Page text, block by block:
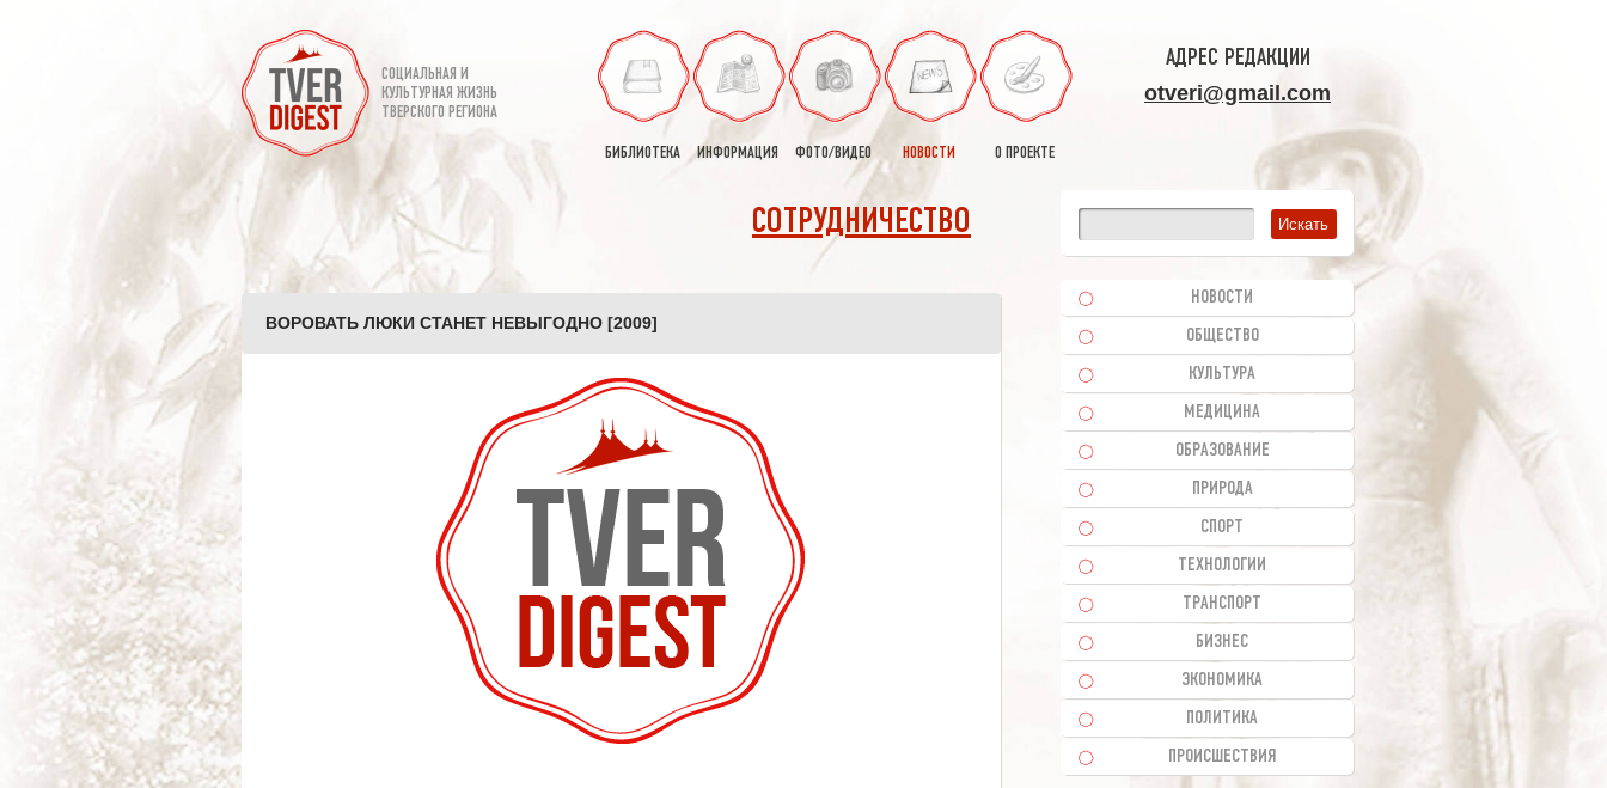
СОЦИАЛЬНАЯ И
КУЛЬТУРНАЯ ЖИЗНЬ
ТВЕРСКОГО РЕГИОНА
БИБЛИОТЕКА ИНФОРМАЦИЯ ФОТО/ВИДЕО НОВОСТИ О ПРОЕКТЕ
АДРЕС РЕДАКЦИИ
otveri@gmail.com
СОТРУДНИЧЕСТВО
ВОРОВАТЬ ЛЮКИ СТАНЕТ НЕВЫГОДНО [2009]
НОВОСТИ
ОБЩЕСТВО
КУЛЬТУРА
МЕДИЦИНА
ОБРАЗОВАНИЕ
ПРИРОДА
СПОРТ
ТЕХНОЛОГИИ
ТРАНСПОРТ
БИЗНЕС
ЭКОНОМИКА
ПОЛИТИКА
ПРОИСШЕСТВИЯ